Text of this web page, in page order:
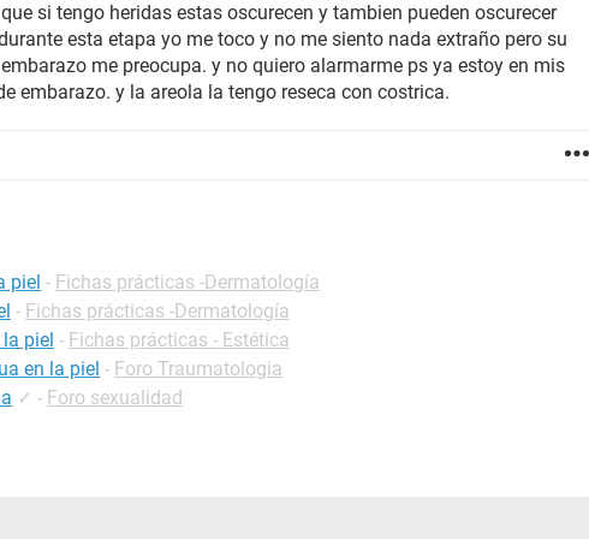
si tengo heridas estas oscurecen y tambien pueden oscurecer
esta etapa yo me toco y no me siento nada extraño pero su
me preocupa. y no quiero alarmarme ps ya estoy en mis
embarazo. y la areola la tengo reseca con costrica.
piel - Fichas prácticas -Dermatología
- Fichas prácticas -Dermatología
piel - Fichas prácticas - Estética
en la piel - Foro Traumatologia
✓ - Foro sexualidad